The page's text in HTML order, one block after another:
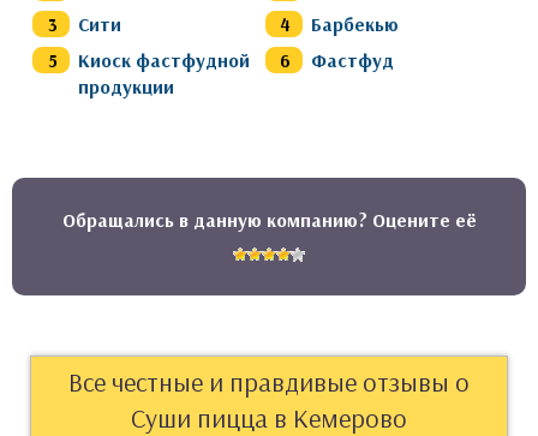
Сити
Барбекью
Киоск фастфудной
продукции
Фастфуд
Обращались в данную компанию? Оцените её
Все честные и правдивые отзывы о
Суши пицца в Кемерово